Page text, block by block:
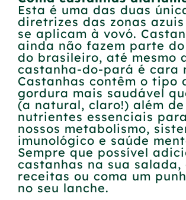
Esta é uma das duas
diretrizes das zonas
se aplicam à vovó.
ainda não fazem parte
do brasileiro, até mesmo
castanha-do-pará é cara
Castanhas contêm o tipo
gordura mais saudável
(a natural, claro!) além
nutrientes essenciais
nossos metabolismo,
imunológico e saúde
Sempre que possível
castanhas na sua salada,
receitas ou coma um
no seu lanche.